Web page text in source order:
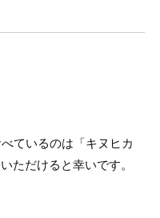
ているのは「キヌヒカ
ただけると幸いです。